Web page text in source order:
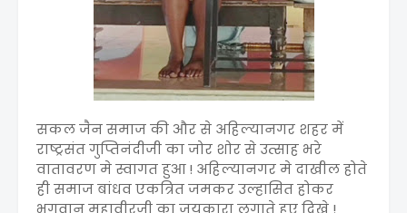
सकल जैन समाज की और से अहिल्यानगर शहर में
राष्ट्रसंत गुप्तिनंदीजी का जोर शोर से उत्साह भरे
वातावरण मे स्वागत हुआ ! अहिल्यानगर मे दाखील होते
ही समाज बांधव एकत्रित जमकर उल्हासित होकर